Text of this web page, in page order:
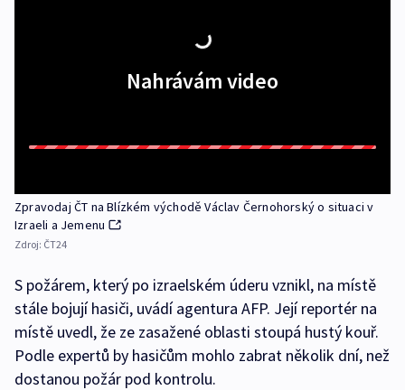
Nahrávám video
Zpravodaj ČT na Blízkém východě Václav Černohorský o situaci v
Izraeli a Jemenu
Zdroj: ČT24
S požárem, který po izraelském úderu vznikl, na místě
stále bojují hasiči, uvádí agentura AFP. Její reportér na
místě uvedl, že ze zasažené oblasti stoupá hustý kouř.
Podle expertů by hasičům mohlo zabrat několik dní, než
dostanou požár pod kontrolu.